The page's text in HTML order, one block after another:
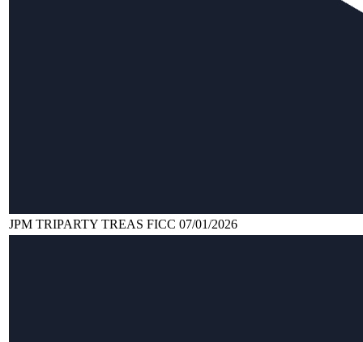
JPM TRIPARTY TREAS FICC 07/01/2026